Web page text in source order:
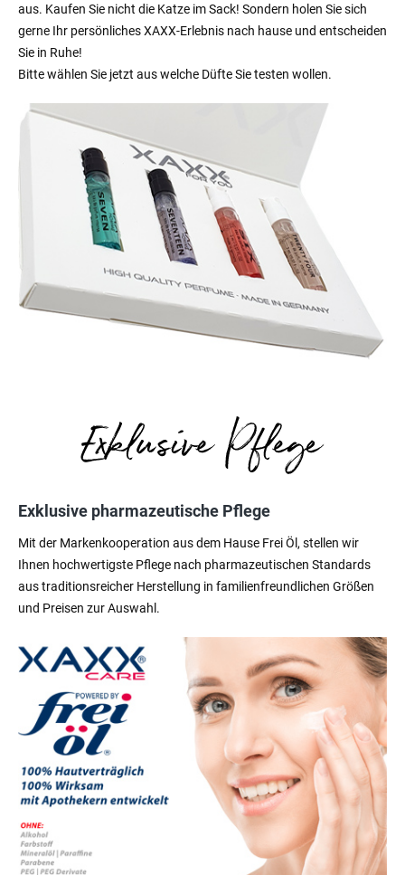
aus. Kaufen Sie nicht die Katze im Sack! Sondern holen Sie sich
gerne Ihr persönliches XAXX-Erlebnis nach hause und entscheiden
Sie in Ruhe!
Bitte wählen Sie jetzt aus welche Düfte Sie testen wollen.
Exklusive pharmazeutische Pflege
Mit der Markenkooperation aus dem Hause Frei Öl, stellen wir
Ihnen hochwertigste Pflege nach pharmazeutischen Standards
aus traditionsreicher Herstellung in familienfreundlichen Größen
und Preisen zur Auswahl.